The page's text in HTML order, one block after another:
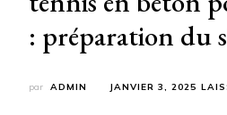
: préparation du
par ADMIN JANVIER 3, 2025